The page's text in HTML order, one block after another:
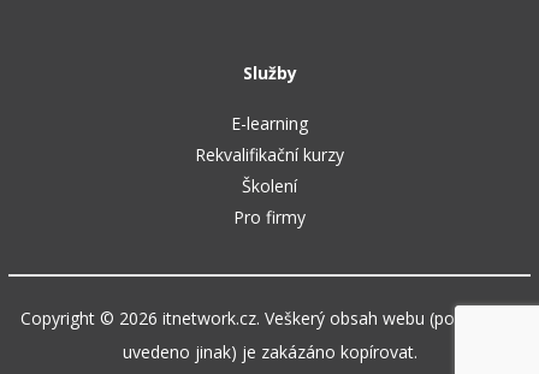
Služby
E-learning
Rekvalifikační kurzy
Školení
Pro firmy
Copyright © 2026 itnetwork.cz. Veškerý obsah webu (pokud není
uvedeno jinak) je zakázáno kopírovat.